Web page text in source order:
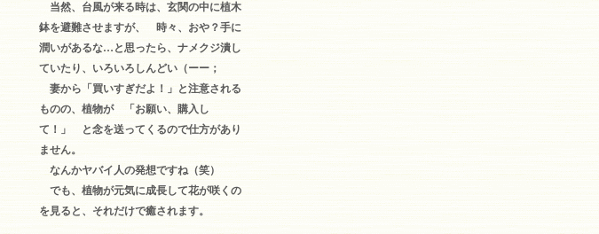
当然、台風が来る時は、玄関の中に植木
鉢を避難させますが、 時々、おや？手に
潤いがあるな…と思ったら、ナメクジ潰し
ていたり、いろいろしんどい（ーー；
妻から「買いすぎだよ！」と注意される
ものの、植物が 「お願い、購入し
て！」 と念を送ってくるので仕方があり
ません。
なんかヤバイ人の発想ですね（笑）
でも、植物が元気に成長して花が咲くの
を見ると、それだけで癒されます。